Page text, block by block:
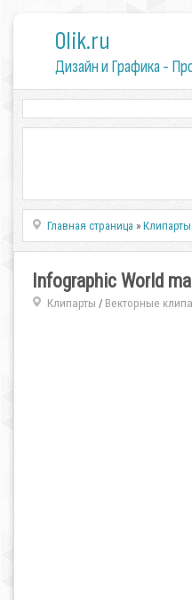
0lik.ru
Дизайн и Графика -
Главная страница »Клипарты
Infographic World
Клипарты / Векторные